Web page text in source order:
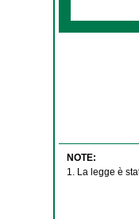
NOTE:
1. La legge è